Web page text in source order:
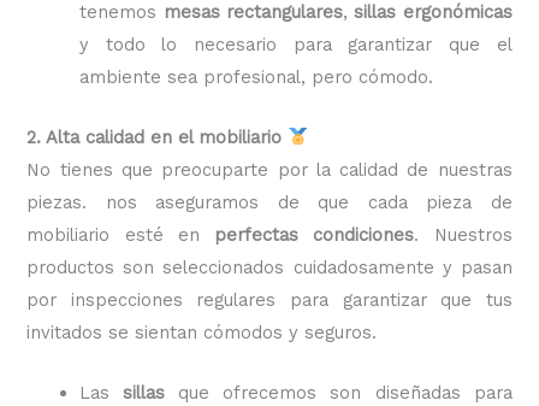
tenemos mesas rectangulares,sillas ergonómicas
y todo lo necesario para garantizar que el
ambiente sea profesional, pero cómodo.
2. Alta calidad en el mobiliario
No tienes que preocuparte por la calidad de nuestras
piezas. nos aseguramos de que cada pieza de
mobiliario esté en
perfectas condiciones. Nuestros
productos son seleccionados cuidadosamente y pasan
por inspecciones regulares para garantizar que tus
invitados se sientan cómodos y seguros.
Lassillas que ofrecemos son diseñadas para